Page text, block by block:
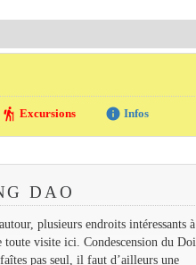
hiking Excursions info Infos
DAO
plusieurs endroits intéressants à
visite ici. Condescension du Doi
pas seul, il faut d’ailleurs une